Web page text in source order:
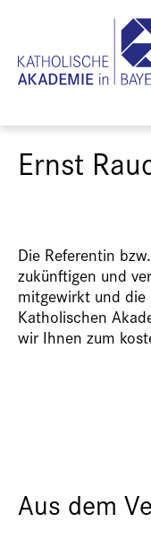
Ernst
Die Referentin
zukünftigen und
mitgewirkt und
Katholischen
wir Ihnen zum
Aus dem